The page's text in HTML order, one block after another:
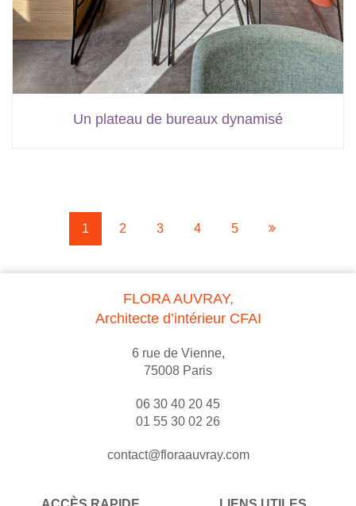
Un plateau de bureaux dynamisé
1 2 3 4 5
FLORA AUVRAY,
Architecte d’intérieur CFAI
6 rue de Vienne,
75008 Paris
06 30 40 20 45
01 55 30 02 26
contact@floraauvray.com